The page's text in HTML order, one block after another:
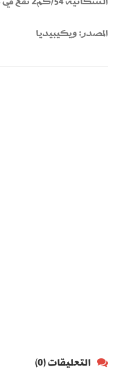
المصدر: ويكيبيديا
التعليقات (0)